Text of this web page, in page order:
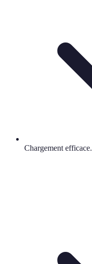
Chargement efficace.